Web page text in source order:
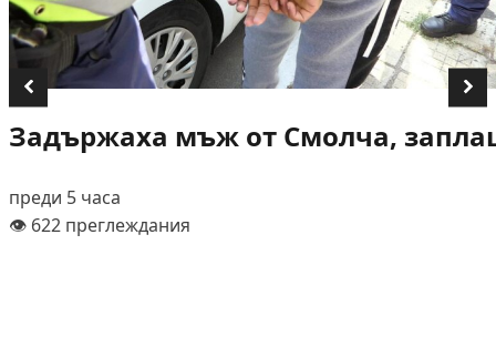
Задържаха мъж от Смолча,
преди 5 часа
👁️ 622 преглеждания